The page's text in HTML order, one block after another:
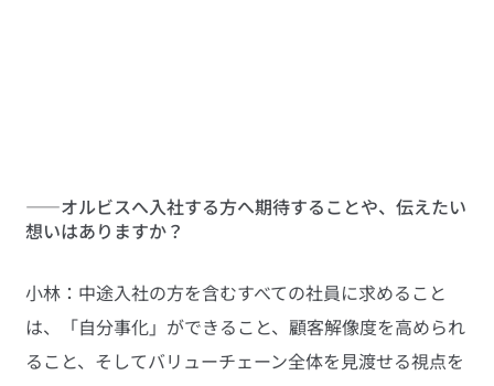
――オルビスへ入社する方へ期待することや、伝えたい
想いはありますか？
小林：中途入社の方を含むすべての社員に求めること
は、「自分事化」ができること、顧客解像度を高められ
ること、そしてバリューチェーン全体を見渡せる視点を